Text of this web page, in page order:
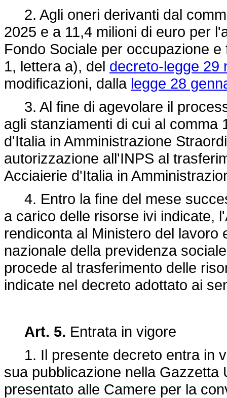
2. Agli oneri derivanti dal
2025 e a 11,4 milioni di euro per
Fondo Sociale per occupazione
1, lettera a), del decreto-legge 29
modificazioni, dalla legge 28
3. Al fine di agevolare il
agli stanziamenti di cui al comma
d'Italia in Amministrazione
autorizzazione all'INPS al
Acciaierie d'Italia in
4. Entro la fine del mese
a carico delle risorse ivi indicate,
rendiconta al Ministero del lavoro
nazionale della previdenza
procede al trasferimento delle
indicate nel decreto adottato ai
Art. 5. Entrata in vigore
1. Il presente decreto entra in
sua pubblicazione nella Gazzetta
presentato alle Camere per la